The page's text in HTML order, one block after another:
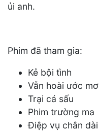
ủi anh.
Phim đã tham gia:
Kẻ bội tình
Vẫn hoài ước mơ
Trại cá sấu
Phim trường ma
Điệp vụ chân dài